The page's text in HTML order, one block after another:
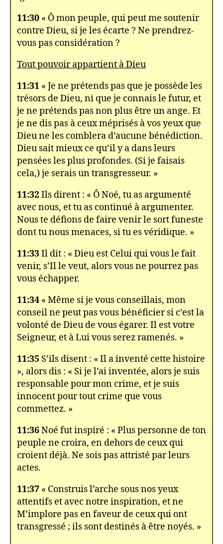
11:30 « Ô mon peuple, qui peut me soutenir
contre Dieu, si je les écarte ? Ne prendrez-
vous pas considération ?
Tout pouvoir appartient à Dieu
11:31 « Je ne prétends pas que je possède les
trésors de Dieu, ni que je connais le futur, et
je ne prétends pas non plus être un ange. Et
je ne dis pas à ceux méprisés à vos yeux que
Dieu ne les comblera d’aucune bénédiction.
Dieu sait mieux ce qu’il y a dans leurs
pensées les plus profondes. (Si je faisais
cela,) je serais un transgresseur. »
11:32Ils dirent : « Ô Noé, tu as argumenté
avec nous, et tu as continué à argumenter.
Nous te défions de faire venir le sort funeste
dont tu nous menaces, si tu es véridique. »
11:33Il dit : « Dieu est Celui qui vous le fait
venir, s’Il le veut, alors vous ne pourrez pas
vous échapper.
11:34 « Même si je vous conseillais, mon
conseil ne peut pas vous bénéficier si c’est la
volonté de Dieu de vous égarer. Il est votre
Seigneur, et à Lui vous serez ramenés. »
11:35 S’ils disent : « Il a inventé cette histoire
», alors dis : « Si je l’ai inventée, alors je suis
responsable pour mon crime, et je suis
innocent pour tout crime que vous
commettez. »
11:36Noé fut inspiré : « Plus personne de ton
peuple ne croira, en dehors de ceux qui
croient déjà. Ne sois pas attristé par leurs
actes.
11:37 « Construis l’arche sous nos yeux
attentifs et avec notre inspiration, et ne
M’implore pas en faveur de ceux qui ont
transgressé ; ils sont destinés à être noyés. »